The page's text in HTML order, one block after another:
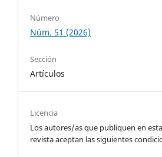
Número
Núm. 51 (2026)
Sección
Artículos
Licencia
Los autores/as que publiquen en
revista aceptan las siguientes